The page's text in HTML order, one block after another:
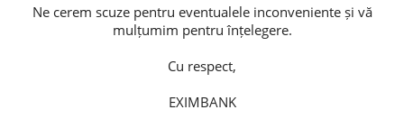
Ne cerem scuze pentru eventualele inconveniente și vă
mulțumim pentru înțelegere.
Cu respect,
EXIMBANK